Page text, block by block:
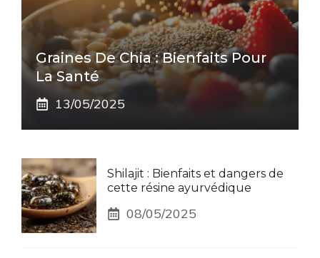
Graines De Chia : Bienfaits Pour
La Santé
13/05/2025
Shilajit : Bienfaits et dangers de
cette résine ayurvédique
08/05/2025